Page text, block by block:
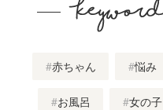
赤ちゃん 悩み
お風呂 女の子